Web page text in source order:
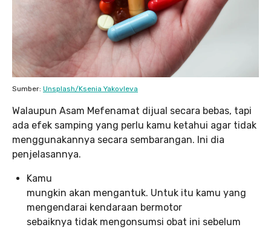
Sumber: Unsplash/Ksenia Yakovleva
Walaupun Asam Mefenamat dijual secara bebas, tapi
ada efek samping yang perlu kamu ketahui agar tidak
menggunakannya secara sembarangan. Ini dia
penjelasannya.
Kamu
mungkin akan mengantuk. Untuk itu kamu yang
mengendarai kendaraan bermotor
sebaiknya tidak mengonsumsi obat ini sebelum